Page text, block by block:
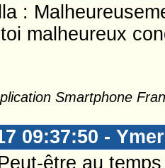
:
malheureux
Smartphone
09:37:50 -
être au